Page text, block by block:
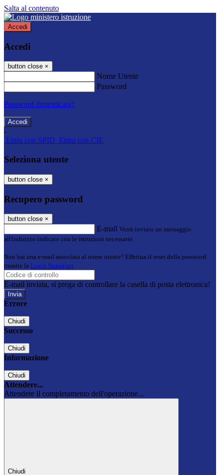
Salta al contenuto
Accedi
Accedi
button close ×
Nome Utente
Password
Password dimenticata?
-
Entra con SPID Entra con CIE
Seleziona utente
button close ×
Recupero password
button close ×
E-mail Verrà inviato un messaggio
all'indirizzo indicato con le istruzioni necessarie.
Non hai una e-mail associata al nome utente? Effettua il reset della password
tramite la Login Spaggiari
E-mail inviata, si prega di controllare la casella di posta elettronica!
Errore
Chiudi
Successo
Chiudi
Informazione
Chiudi
Attendere...
Attendere il completamento dell'operazione...
Chiudi